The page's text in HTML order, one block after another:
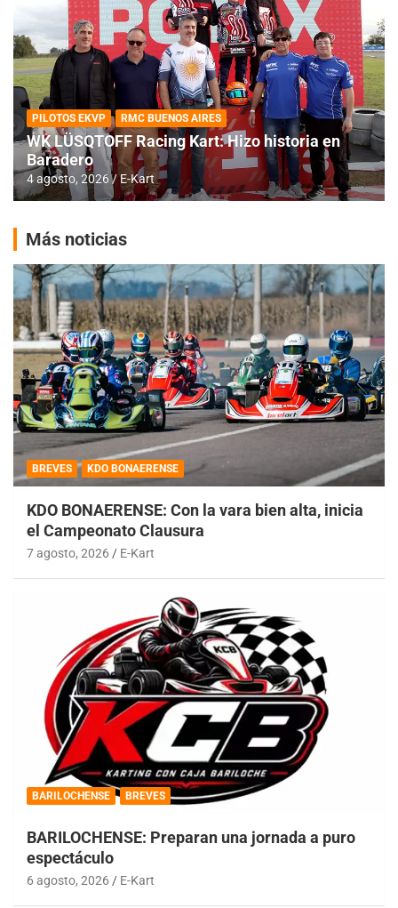
PILOTOS EKVP RMC BUENOS AIRES
WK LÜSQTOFF Racing Kart: Hizo historia en
Baradero
4 agosto, 2026 E-Kart
Más noticias
BREVES KDO BONAERENSE
KDO BONAERENSE: Con la vara bien alta, inicia
el Campeonato Clausura
7 agosto, 2026 E-Kart
BARILOCHENSE BREVES
BARILOCHENSE: Preparan una jornada a puro
espectáculo
6 agosto, 2026 E-Kart